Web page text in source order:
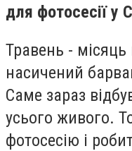
для фотосесії у
Травень - місяць
насичений
Саме зараз
усього живого.
фотосесію і